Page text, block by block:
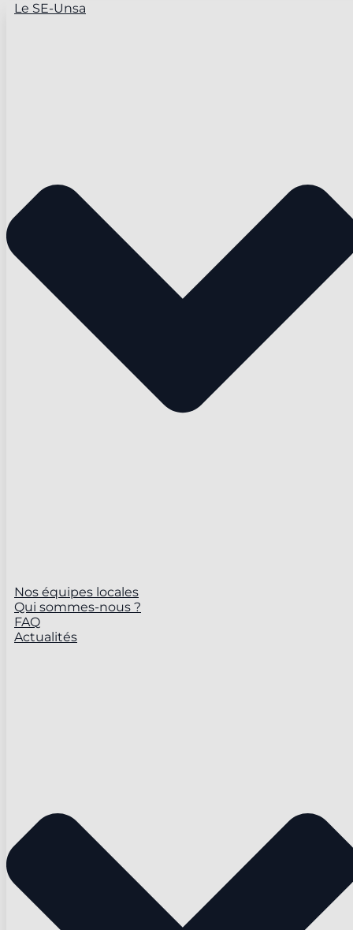
Le SE-Unsa
Nos équipes locales
Qui sommes-nous ?
FAQ
Actualités